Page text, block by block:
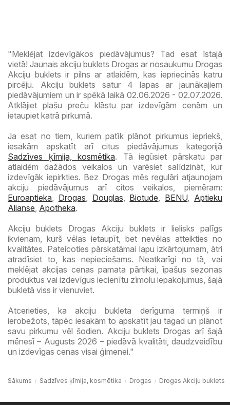
"Meklējat izdevīgākos piedāvājumus? Tad esat īstajā
vietā! Jaunais akciju buklets Drogas ar nosaukumu Drogas
Akciju buklets ir pilns ar atlaidēm, kas iepriecinās katru
pircēju. Akciju buklets satur 4 lapas ar jaunākajiem
piedāvājumiem un ir spēkā laikā 02.06.2026 - 02.07.2026.
Atklājiet plašu preču klāstu par izdevīgām cenām un
ietaupiet katrā pirkumā.
Ja esat no tiem, kuriem patīk plānot pirkumus iepriekš,
iesakām apskatīt arī citus piedāvājumus kategorijā
Sadzīves ķīmija, kosmētika. Tā iegūsiet pārskatu par
atlaidēm dažādos veikalos un varēsiet salīdzināt, kur
izdevīgāk iepirkties. Bez Drogas mēs regulāri atjaunojam
akciju piedāvājumus arī citos veikalos, piemēram:
Euroaptieka, Drogas, Douglas, Biotude, BENU, Aptieku
Alianse, Apotheka.
Akciju buklets Drogas Akciju buklets ir lielisks palīgs
ikvienam, kurš vēlas ietaupīt, bet nevēlas atteikties no
kvalitātes. Pateicoties pārskatāmai lapu izkārtojumam, ātri
atradīsiet to, kas nepieciešams. Neatkarīgi no tā, vai
meklējat akcijas cenas pamata pārtikai, īpašus sezonas
produktus vai izdevīgus iecienītu zīmolu iepakojumus, šajā
bukletā viss ir vienuviet.
Atcerieties, ka akciju bukleta derīguma termiņš ir
ierobežots, tāpēc iesakām to apskatīt jau tagad un plānot
savu pirkumu vēl šodien. Akciju buklets Drogas arī šajā
mēnesī – Augusts 2026 – piedāvā kvalitāti, daudzveidību
un izdevīgas cenas visai ģimenei."
Sākums Sadzīves ķīmija, kosmētika Drogas Drogas Akciju buklets